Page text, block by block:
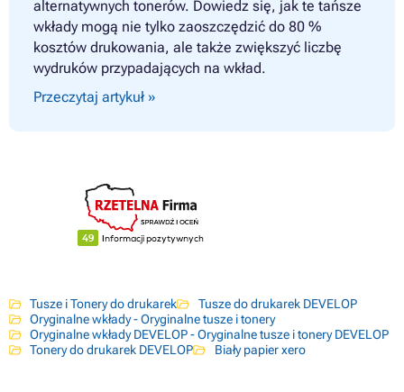
alternatywnych tonerów. Dowiedz się, jak te tańsze
wkłady mogą nie tylko zaoszczędzić do 80 %
kosztów drukowania, ale także zwiększyć liczbę
wydruków przypadających na wkład.
Przeczytaj artykuł »
Tusze i Tonery do drukarek
Tusze do drukarek DEVELOP
Oryginalne wkłady - Oryginalne tusze i tonery
Oryginalne wkłady DEVELOP - Oryginalne tusze i tonery DEVELOP
Tonery do drukarek DEVELOP
Biały papier xero